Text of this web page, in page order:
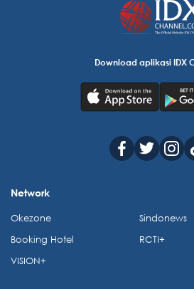
Download aplikasi IDX
Network
Okezone
Booking Hotel
VISION+
Sindonews
RCTI+